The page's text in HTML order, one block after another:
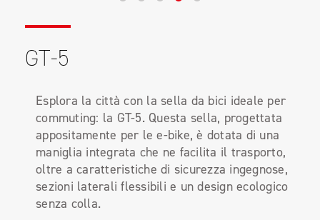
GT-5
Esplora la città con la sella da bici ideale per
commuting: la GT-5. Questa sella, progettata
appositamente per le e-bike, è dotata di una
maniglia integrata che ne facilita il trasporto,
oltre a caratteristiche di sicurezza ingegnose,
sezioni laterali flessibili e un design ecologico
senza colla.